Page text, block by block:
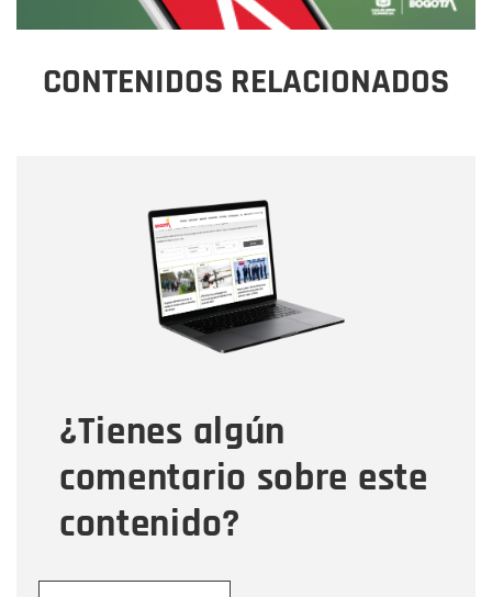
CONTENIDOS RELACIONADOS
¿Tienes algún
comentario sobre este
contenido?
Correo electrónico
Tipo de comentario
Mensaje